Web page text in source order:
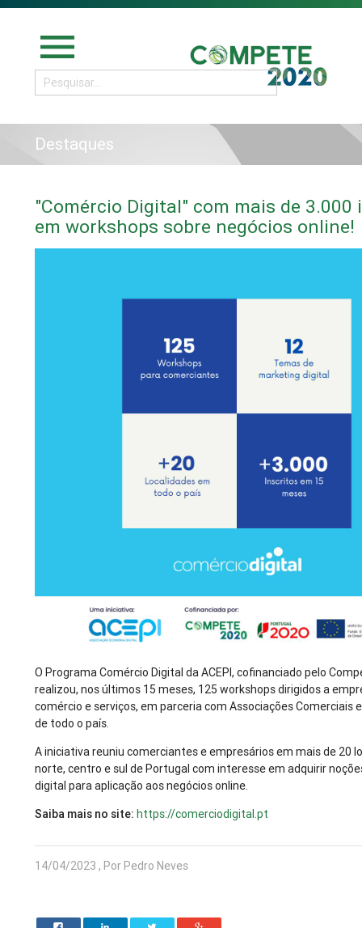
menu
Destaques
"Comércio Digital" com mais de
em workshops sobre negócios online!
O Programa Comércio Digital da ACEPI, cofinanciado pelo
realizou, nos últimos 15 meses, 125 workshops dirigidos a
comércio e serviços, em parceria com Associações Comerciais
de todo o país.
A iniciativa reuniu comerciantes e empresários em mais de 20
norte, centro e sul de Portugal com interesse em adquirir
digital para aplicação aos negócios online.
Saiba mais no site: https://comerciodigital.pt
14/04/2023 , Por Pedro Neves